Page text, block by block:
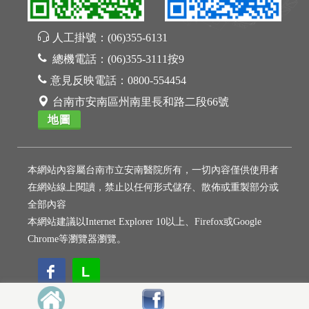
人工掛號： (06)355-6131
總機電話： (06)355-3111按9
意見反映電話： 0800-554454
台南市安南區州南里長和路二段66號
地圖
本網站內容屬台南市立安南醫院所有，一切內容僅供使用者
在網站線上閱讀，禁止以任何形式儲存、散佈或重製部分或
全部內容
本網站建議以Internet Explorer 10以上、Firefox或Google
Chrome等瀏覽器瀏覽。
L